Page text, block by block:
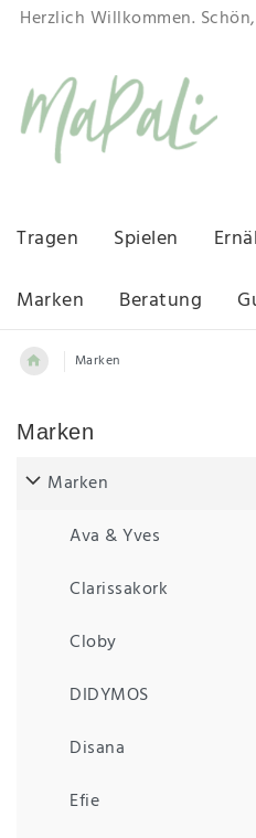
Herzlich Willkommen.
Tragen Spielen
Marken
Beratung
Marken
Marken
Marken
Ava & Yves
Clarissakork
Cloby
DIDYMOS
Disana
Efie